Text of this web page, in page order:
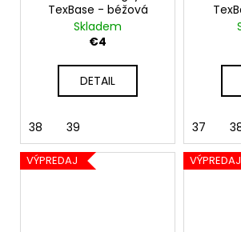
TexBase - béžová
Skladem
€4
DETAIL
38 39 37
VÝPREDAJ VÝPREDAJ